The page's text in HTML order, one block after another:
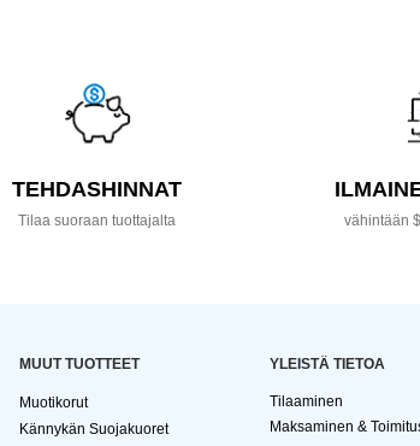
TEHDASHINNAT
Tilaa suoraan tuottajalta vähintään
MUUT TUOTTEET
Muotikorut
Kännykän Suojakuoret
YLEISTÄ TIETOA
Tilaaminen
Maksaminen &